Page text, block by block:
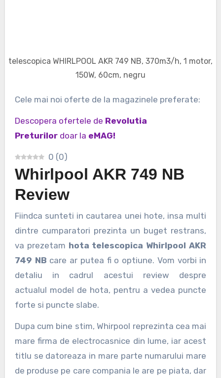
telescopica WHIRLPOOL AKR 749 NB, 370m3/h, 1 motor,
150W, 60cm, negru
Cele mai noi oferte de la magazinele preferate:
Descopera ofertele de Revolutia
Preturilor doar la eMAG!
0 (0)
Whirlpool AKR 749 NB
Review
Fiindca sunteti in cautarea unei hote, insa multi
dintre cumparatori prezinta un buget restrans,
va prezetam hota telescopica Whirlpool AKR
749 NB care ar putea fi o optiune. Vom vorbi in
detaliu in cadrul acestui review despre
actualul model de hota, pentru a vedea puncte
forte si puncte slabe.
Dupa cum bine stim, Whirpool reprezinta cea mai
mare firma de electrocasnice din lume, iar acest
titlu se datoreaza in mare parte numarului mare
de produse pe care compania le are pe piata, dar